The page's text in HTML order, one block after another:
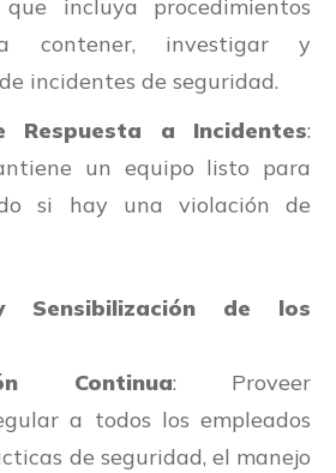
que incluya procedimientos
contener, investigar y
incidentes de seguridad.
Respuesta a Incidentes:
un equipo listo para
si hay una violación de
Sensibilización de los
Continua: Proveer
a todos los empleados
de seguridad, el manejo